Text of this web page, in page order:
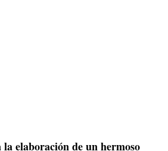
elaboración de un hermoso